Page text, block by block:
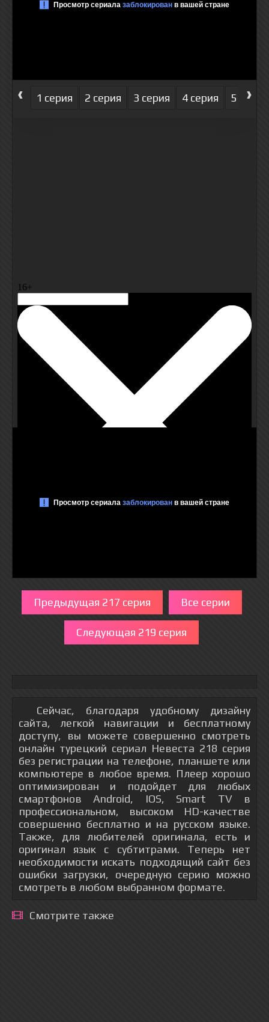
‹ 1 серия 2 серия 3 серия 4 серия 5 серия
›
Предыдущая 217 серия Все серии
Следующая 219 серия
Сейчас, благодаря удобному дизайну
сайта, легкой навигации и бесплатному
доступу, вы можете совершенно смотреть
онлайн турецкий сериал Невеста 218 серия
без регистрации на телефоне, планшете или
компьютере в любое время. Плеер хорошо
оптимизирован и подойдет для любых
смартфонов Android, IOS, Smart TV в
профессиональном, высоком HD-качестве
совершенно бесплатно и на русском языке.
Также, для любителей оригинала, есть и
оригинал язык с субтитрами. Теперь нет
необходимости искать подходящий сайт без
ошибки загрузки, очередную серию можно
смотреть в любом выбранном формате.
Смотрите также